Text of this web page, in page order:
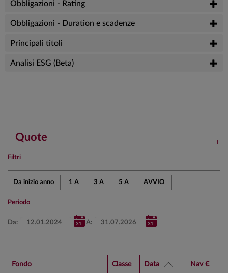
Obbligazioni - Rating
Obbligazioni - Duration e scadenze
Principali titoli
Analisi ESG (Beta)
Quote
Filtri
Da inizio anno 1 A 3 A 5 A AVVIO
Periodo
Da: A:
Fondo Classe Data Nav €